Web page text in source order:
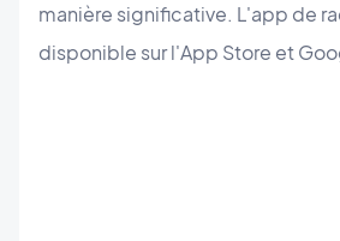
manière significative. L'app de
disponible sur l'App Store et